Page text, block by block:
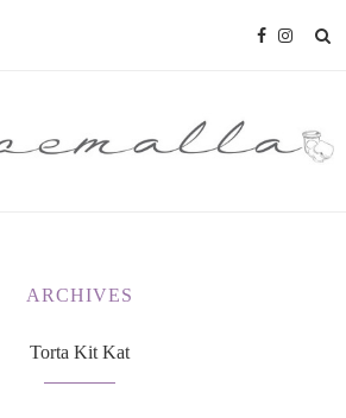
ARCHIVES
Torta Kit Kat